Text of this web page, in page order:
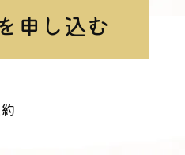
申し込む